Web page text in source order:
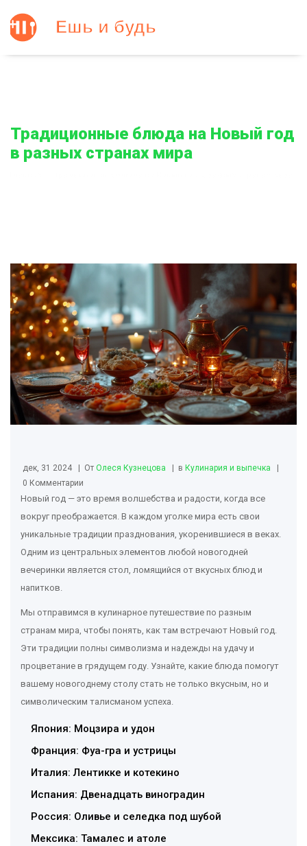
Традиционные блюда на Новый год
в разных странах мира
дек, 31 2024 От Олеся Кузнецова в Кулинария и выпечка
0 Комментарии
Новый год — это время волшебства и радости, когда все
вокруг преображается. В каждом уголке мира есть свои
уникальные традиции празднования, укоренившиеся в веках.
Одним из центральных элементов любой новогодней
вечеринки является стол, ломящийся от вкусных блюд и
напитков.
Мы отправимся в кулинарное путешествие по разным
странам мира, чтобы понять, как там встречают Новый год.
Эти традиции полны символизма и надежды на удачу и
процветание в грядущем году. Узнайте, какие блюда помогут
вашему новогоднему столу стать не только вкусным, но и
символическим талисманом успеха.
Япония: Моцзира и удон
Франция: Фуа-гра и устрицы
Италия: Лентикке и котекино
Испания: Двенадцать виноградин
Россия: Оливье и селедка под шубой
Мексика: Тамалес и атоле